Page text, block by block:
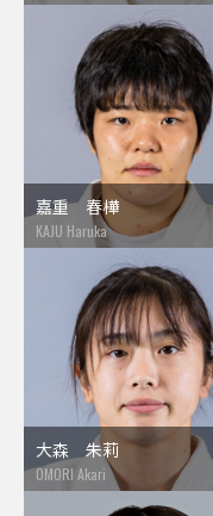
嘉重 春樺
KAJU Haruka
大森 朱莉
OMORI Akari